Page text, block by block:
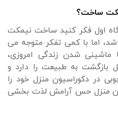
ساخت؟
اول فکر کنید ساخت نیمکت
اما با کمی تفکر متوجه می
شدن زندگی امروزی،
بازگشت به طبیعت را دارد و
در دکوراسیون منزل خود را
منزل حس آرامش لذت بخشی